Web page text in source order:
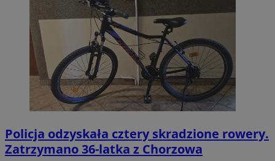
Policja odzyskała cztery skradzione rowery.
Zatrzymano 36-latka z Chorzowa